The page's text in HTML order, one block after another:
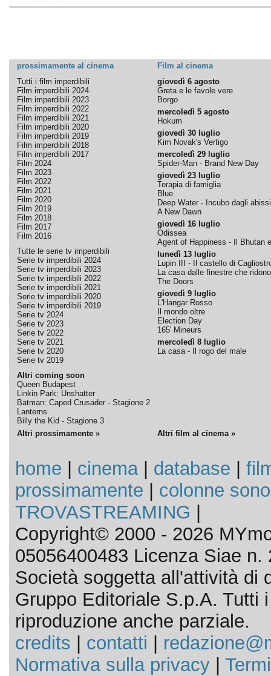
prossimamente al cinema
Film al cinema
Tutti i film imperdibili
Film imperdibili 2024
Film imperdibili 2023
Film imperdibili 2022
Film imperdibili 2021
Film imperdibili 2020
Film imperdibili 2019
Film imperdibili 2018
Film imperdibili 2017
Film 2024
Film 2023
Film 2022
Film 2021
Film 2020
Film 2019
Film 2018
Film 2017
Film 2016
Tutte le serie tv imperdibili
Serie tv imperdibili 2024
Serie tv imperdibili 2023
Serie tv imperdibili 2022
Serie tv imperdibili 2021
Serie tv imperdibili 2020
Serie tv imperdibili 2019
Serie tv 2024
Serie tv 2023
Serie tv 2022
Serie tv 2021
Serie tv 2020
Serie tv 2019
Altri coming soon
Queen Budapest
Linkin Park: Unshatter
Batman: Caped Crusader - Stagione 2
Lanterns
Billy the Kid - Stagione 3
giovedì 6 agosto
Greta e le favole vere
Borgo
mercoledì 5 agosto
Hokum
giovedì 30 luglio
Kim Novak's Vertigo
mercoledì 29 luglio
Spider-Man - Brand New Day
giovedì 23 luglio
Terapia di famiglia
Blue
Deep Water - Incubo dagli abissi
A New Dawn
giovedì 16 luglio
Odissea
Agent of Happiness - Il Bhutan
lunedì 13 luglio
Lupin III - Il castello di
La casa dalle finestre che ridono
The Doors
giovedì 9 luglio
L'Hangar Rosso
Il mondo oltre
Election Day
165' Mineurs
mercoledì 8 luglio
La casa - Il rogo del male
Altri prossimamente » Altri film al cinema »
home cinema| database
prossimamente
colonne
TROVASTREAMING
Copyright© 2000 - 2026
05056400483 Licenza Siae n.
Società soggetta all'attività di
Gruppo Editoriale S.p.A. Tutti
riproduzione anche parziale.
credits
contatti
Normativa sulla privacy|